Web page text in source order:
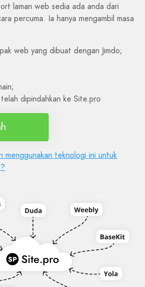
laman web sedia ada anda dari
percuma. Ia hanya mengambil masa
web yang dibuat dengan Jimdo;
dipindahkan ke Site.pro
menggunakan teknologi ini untuk